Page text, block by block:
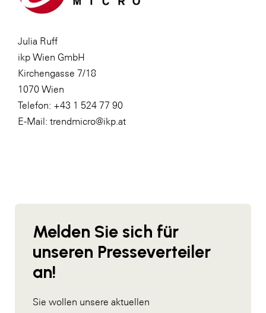
Julia Ruff
ikp Wien GmbH
Kirchengasse 7/18
1070 Wien
Telefon: +43 1 524 77 90
E-Mail: trendmicro@ikp.at
Melden Sie sich für
unseren Presseverteiler
an!
Sie wollen unsere aktuellen